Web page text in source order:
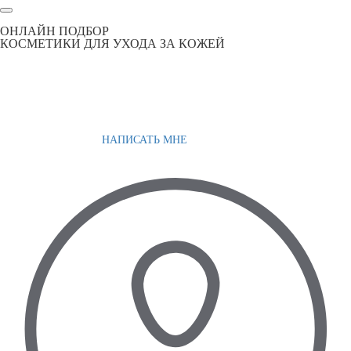
ОНЛАЙН ПОДБОР
КОСМЕТИКИ ДЛЯ УХОДА ЗА КОЖЕЙ
НАПИСАТЬ МНЕ